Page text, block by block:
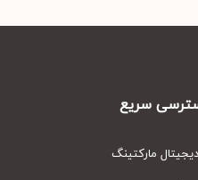
سریع
مارکتینگ